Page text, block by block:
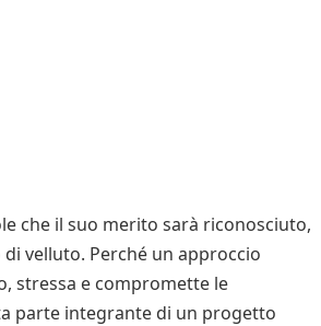
che il suo merito sarà riconosciuto,
velluto. Perché un approccio
stressa e compromette le
parte integrante di un progetto